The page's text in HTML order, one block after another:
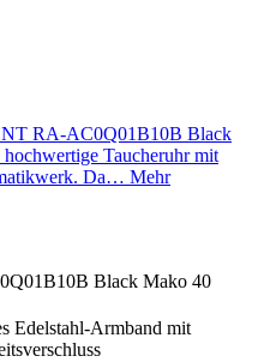
RA-AC0Q01B10B Black
Taucheruhr mit
Da… Mehr
Black Mako 40
Edelstahl-Armband mit